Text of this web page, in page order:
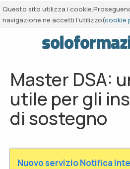
Questo sito utilizza i
navigazione ne accetti l’utilizzo(cookie
Master DSA:
utile per gli
di sostegno
Nuovo servizio Notifica